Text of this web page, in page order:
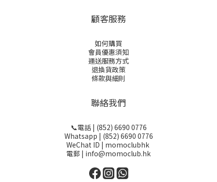
顧客服務
如何購買
會員優惠須知
運送服務方式
退換貨政策
條款與細則
聯絡我們
📞電話 | (852) 6690 0776
Whatsapp | (852) 6690 0776
WeChat ID | momoclubhk
電郵 | info@momoclub.hk